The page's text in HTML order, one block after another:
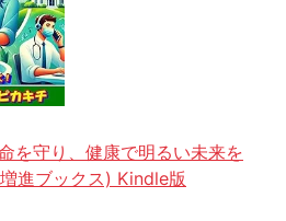
を守り、健康で明るい未来を
進ブックス) Kindle版